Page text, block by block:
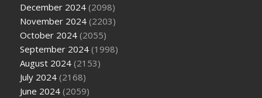
December 2024 (2098)
November 2024 (2203)
October 2024 (2055)
September 2024 (1998)
August 2024 (2153)
July 2024 (2168)
June 2024 (2059)